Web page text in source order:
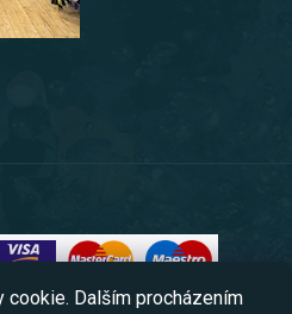
cookie. Dalším procházením